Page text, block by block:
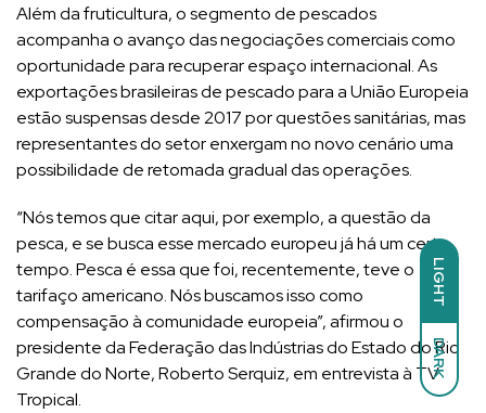
LIGHT
DARK
Além da fruticultura, o segmento de pescados
acompanha o avanço das negociações comerciais como
oportunidade para recuperar espaço internacional. As
exportações brasileiras de pescado para a União Europeia
estão suspensas desde 2017 por questões sanitárias, mas
representantes do setor enxergam no novo cenário uma
possibilidade de retomada gradual das operações.
“Nós temos que citar aqui, por exemplo, a questão da
pesca, e se busca esse mercado europeu já há um certo
tempo. Pesca é essa que foi, recentemente, teve o
tarifaço americano. Nós buscamos isso como
compensação à comunidade europeia”, afirmou o
presidente da Federação das Indústrias do Estado do Rio
Grande do Norte, Roberto Serquiz, em entrevista à TV
Tropical.